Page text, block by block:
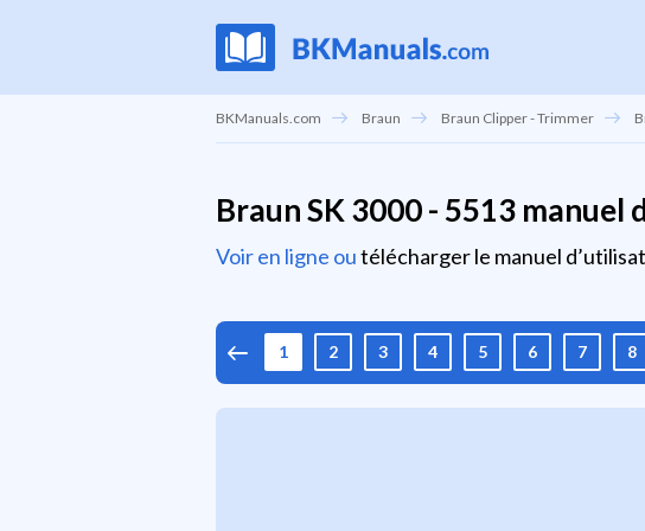
BKManuals.com Braun Braun Clipper - Trimmer
Braun SK 3000 - 5513
Voir en ligne outélécharger le manuel
1 2 3 4 5 6 7 8